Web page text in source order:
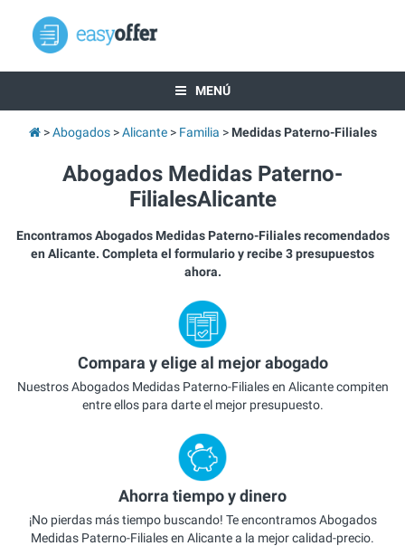
MENÚ
Abogados Alicante Familia Medidas Paterno-Filiales
Abogados Medidas Paterno-
FilialesAlicante
Encontramos Abogados Medidas Paterno-Filiales recomendados
en Alicante. Completa el formulario y recibe 3 presupuestos
ahora.
Compara y elige al mejor abogado
Nuestros Abogados Medidas Paterno-Filiales en Alicante compiten
entre ellos para darte el mejor presupuesto.
Ahorra tiempo y dinero
¡No pierdas más tiempo buscando! Te encontramos Abogados
Medidas Paterno-Filiales en Alicante a la mejor calidad-precio.